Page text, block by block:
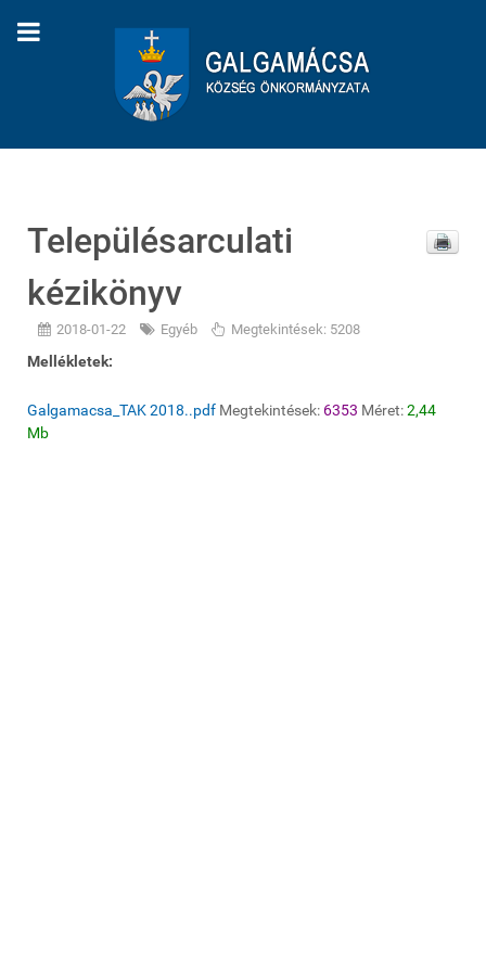
Településarculati
kézikönyv
2018-01-22 Egyéb Megtekintések: 5208
Mellékletek:
Galgamacsa_TAK 2018..pdf Megtekintések: 6353 Méret:2,44
Mb